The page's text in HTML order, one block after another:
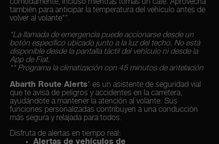
cómodamente, incluso mientras tomas un café. Aprovecha
también para anticipar la temperatura del vehículo antes de
volver al volante**.
*La llamada de emergencia puede accionarse desde un
botón específico ubicado junto a la luz del techo. No está
disponible desde la pantalla táctil del vehículo ni desde la
App de Fiat.
** Programa la climatización con 45 minutos de antelación
Abarth Route Alerts* es un asistente de seguridad vial
que te avisa de peligros y accidentes en la carretera,
ayudándote a mantener la atención al volante. Sus
funciones personalizadas contribuyen a una conducción
más segura y relajada para todos.
Disfruta de alertas en tiempo real:
Alertas de vehículos de